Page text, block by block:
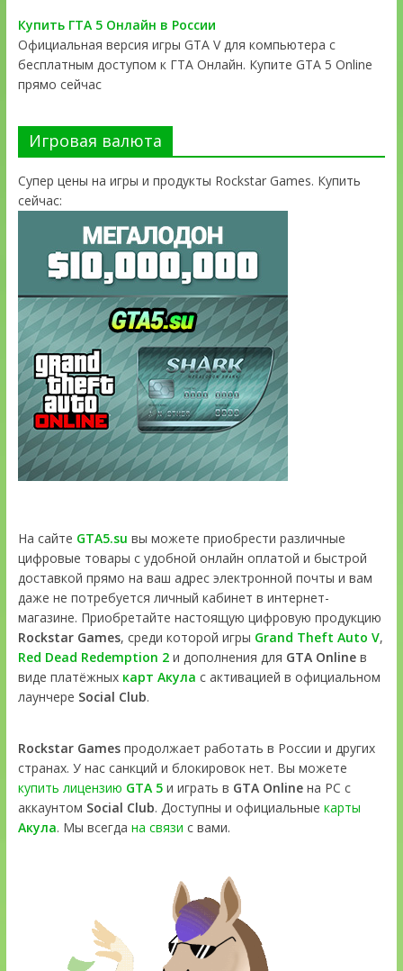
Купить ГТА 5 Онлайн в России
Официальная версия игры GTA V для компьютера с
бесплатным доступом к ГТА Онлайн. Купите GTA 5 Online
прямо сейчас
Игровая валюта
Супер цены на игры и продукты Rockstar Games. Купить
сейчас:
На сайте GTA5.su вы можете приобрести различные
цифровые товары с удобной онлайн оплатой и быстрой
доставкой прямо на ваш адрес электронной почты и вам
даже не потребуется личный кабинет в интернет-
магазине. Приобретайте настоящую цифровую продукцию
Rockstar Games, среди которой игры Grand Theft Auto V,
Red Dead Redemption 2и дополнения для GTA Onlineв
виде платёжных карт Акула с активацией в официальном
лаунчере Social Club.
Rockstar Gamesпродолжает работать в России и других
странах. У нас санкций и блокировок нет. Вы можете
купить лицензию GTA 5и играть в GTA Onlineна PC с
аккаунтом Social Club. Доступны и официальные карты
Акула. Мы всегда на связи с вами.